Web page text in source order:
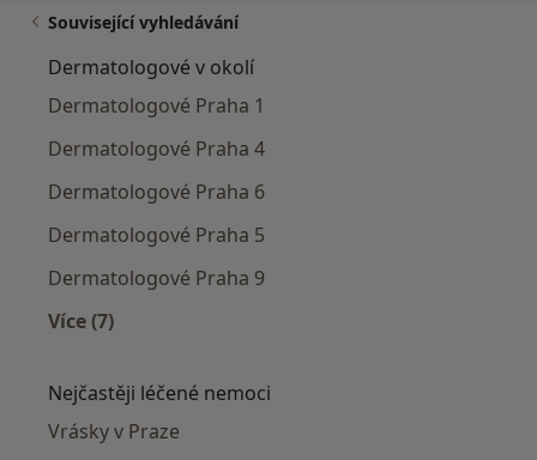
Související vyhledávání
Dermatologové v okolí
Dermatologové Praha 1
Dermatologové Praha 4
Dermatologové Praha 6
Dermatologové Praha 5
Dermatologové Praha 9
Více (7)
Nejčastěji léčené nemoci
Vrásky v Praze